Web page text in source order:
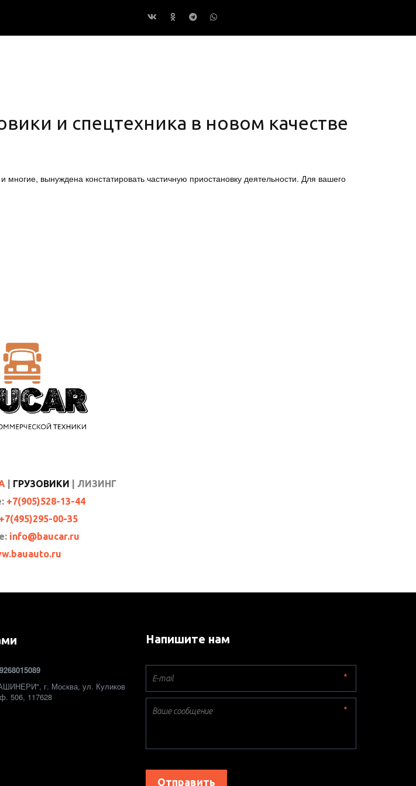
и спецтехника в новом качестве
вынуждена констатировать частичную приостановку деятельности. Для вашего
ГРУЗОВИКИ | ЛИЗИНГ
+7(905)528-13-44
+7(495)295-00-35
info@baucar.ru
, г. Москва, ул. Куликов
506, 117628
Напишите нам
*
*
Отправить